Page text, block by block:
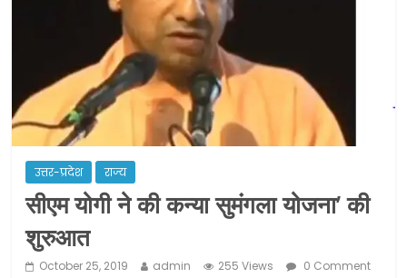
शराब और पान की दुकानों को ग्रीन जोन में
खोलने की मिली इजाजत: गृह मंत्रालय
दो हफ्ते के लिए बढ़ाया लॉकडाउन: गृह मंत्रालय
उत्तर-प्रदेश राज्य
सीएम योगी ने की कन्या सुमंगला योजना’ की
शुरुआत
October 25, 2019 admin 255 Views 0 Comment